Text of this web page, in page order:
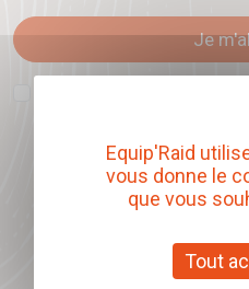
Je
J'accepte que l'ouverture des
proposés. Ce choix est modifiable
Offrez
Equip'Raid
vous donne le
que vous
Tout